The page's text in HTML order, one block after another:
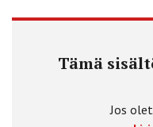
Tämä
Jos